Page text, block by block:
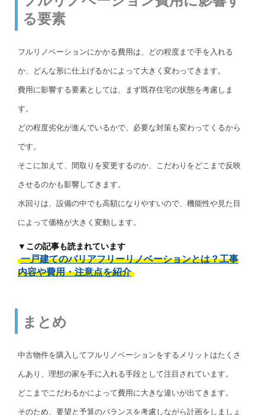
る要素
フルリノベーションにかかる費用は、どの程度まで手を入れる
か、どんな形に仕上げるかによって大きく変わってきます。
費用に影響する要素としては、まず既存住宅の状態を考慮しま
す。
どの程度劣化が進んでいるかで、必要な対策も変わってくるから
です。
そこに加えて、間取りを変更するのか、こだわりをどこまで反映
させるのかも影響してきます。
水回りは、設備の中でも高額になりやすいので、機能性や見た目
によって価格が大きく変動します。
▼この記事も読まれています
一戸建てのバリアフリーリノベーションとは？工事
内容や費用・注意点を紹介
まとめ
中古物件を購入してフルリノベーションをするメリットはたくさ
んあり、理想の家を手に入れる手段として注目されています。
どこまでこだわるかによって費用に大きな違いが出てきます。
そのため、要望と予算のバランスを考慮しながら計画をしましょ